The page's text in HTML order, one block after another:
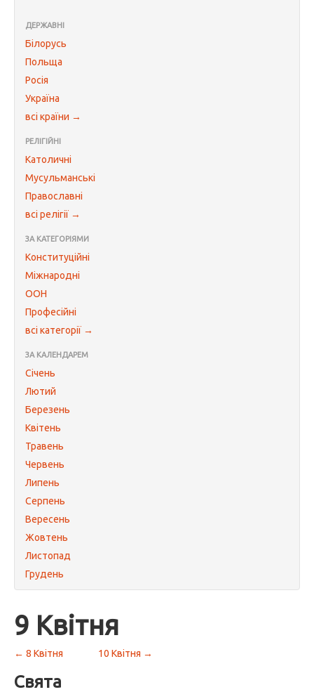
ДЕРЖАВНІ
Білорусь
Польща
Росія
Україна
всі країни →
РЕЛІГІЙНІ
Католичні
Мусульманські
Православні
всі релігії →
ЗА КАТЕГОРІЯМИ
Конституційні
Міжнародні
ООН
Професійні
всі категорії →
ЗА КАЛЕНДАРЕМ
Січень
Лютий
Березень
Квітень
Травень
Червень
Липень
Серпень
Вересень
Жовтень
Листопад
Грудень
9 Квітня
← 8 Квітня 10 Квітня →
Свята